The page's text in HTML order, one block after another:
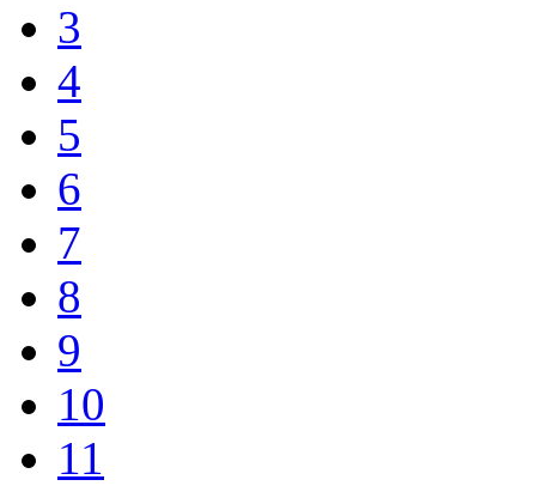
3
4
5
6
7
8
9
10
11